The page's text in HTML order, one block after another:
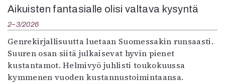
Aikuisten fantasialle olisi valtava kysyntä
2–3/2026
Genrekirjallisuutta luetaan Suomessakin runsaasti.
Suuren osan siitä julkaisevat hyvin pienet
kustantamot. Helmivyö juhlisti toukokuussa
kymmenen vuoden kustannustoimintaansa.